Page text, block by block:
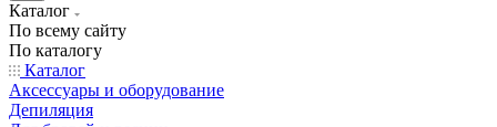
Каталог
По всему сайту
По каталогу
Каталог
Аксессуары и оборудование
Депиляция